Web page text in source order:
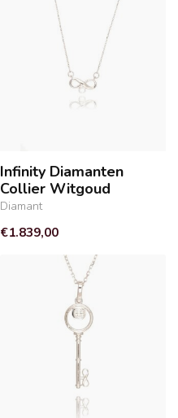
Infinity Diamanten
Collier Witgoud
Diamant
€1.839,00